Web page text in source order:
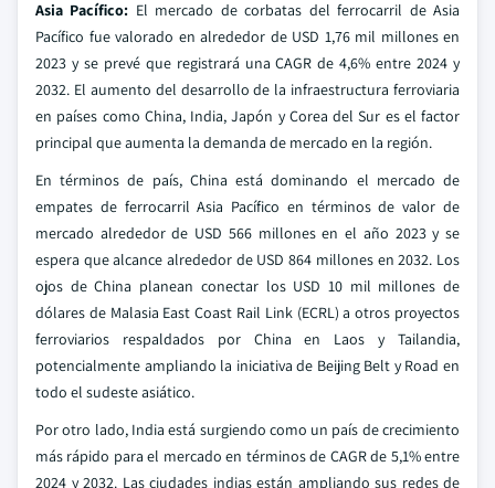
Asia Pacífico: El mercado de corbatas del ferrocarril de Asia
Pacífico fue valorado en alrededor de USD 1,76 mil millones en
2023 y se prevé que registrará una CAGR de 4,6% entre 2024 y
2032. El aumento del desarrollo de la infraestructura ferroviaria
en países como China, India, Japón y Corea del Sur es el factor
principal que aumenta la demanda de mercado en la región.
En términos de país, China está dominando el mercado de
empates de ferrocarril Asia Pacífico en términos de valor de
mercado alrededor de USD 566 millones en el año 2023 y se
espera que alcance alrededor de USD 864 millones en 2032. Los
ojos de China planean conectar los USD 10 mil millones de
dólares de Malasia East Coast Rail Link (ECRL) a otros proyectos
ferroviarios respaldados por China en Laos y Tailandia,
potencialmente ampliando la iniciativa de Beijing Belt y Road en
todo el sudeste asiático.
Por otro lado, India está surgiendo como un país de crecimiento
más rápido para el mercado en términos de CAGR de 5,1% entre
2024 y 2032. Las ciudades indias están ampliando sus redes de